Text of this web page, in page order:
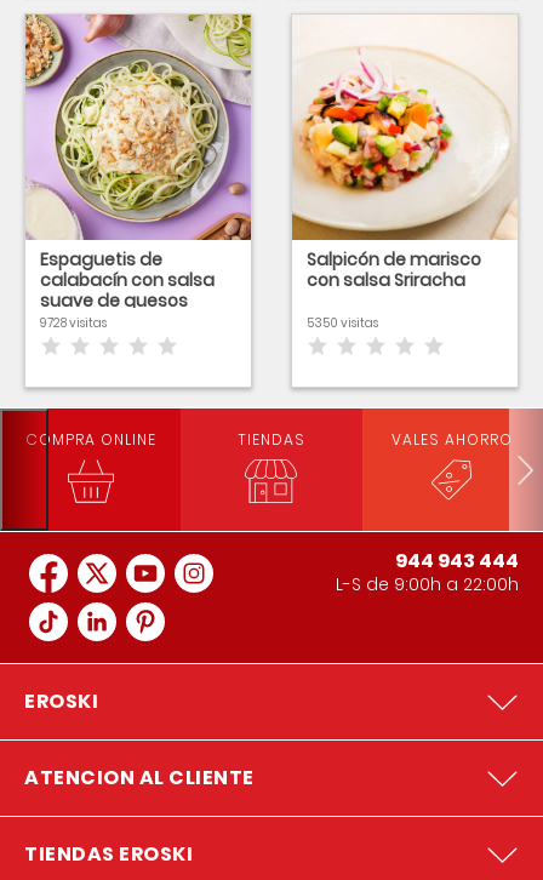
Espaguetis de
calabacín con salsa
suave de quesos
9728 visitas
Salpicón de marisco
con salsa Sriracha
5350 visitas
COMPRA ONLINE TIENDAS VALES AHORRO
944 943 444
L-S de 9:00h a 22:00h
EROSKI
ATENCION AL CLIENTE
TIENDAS EROSKI